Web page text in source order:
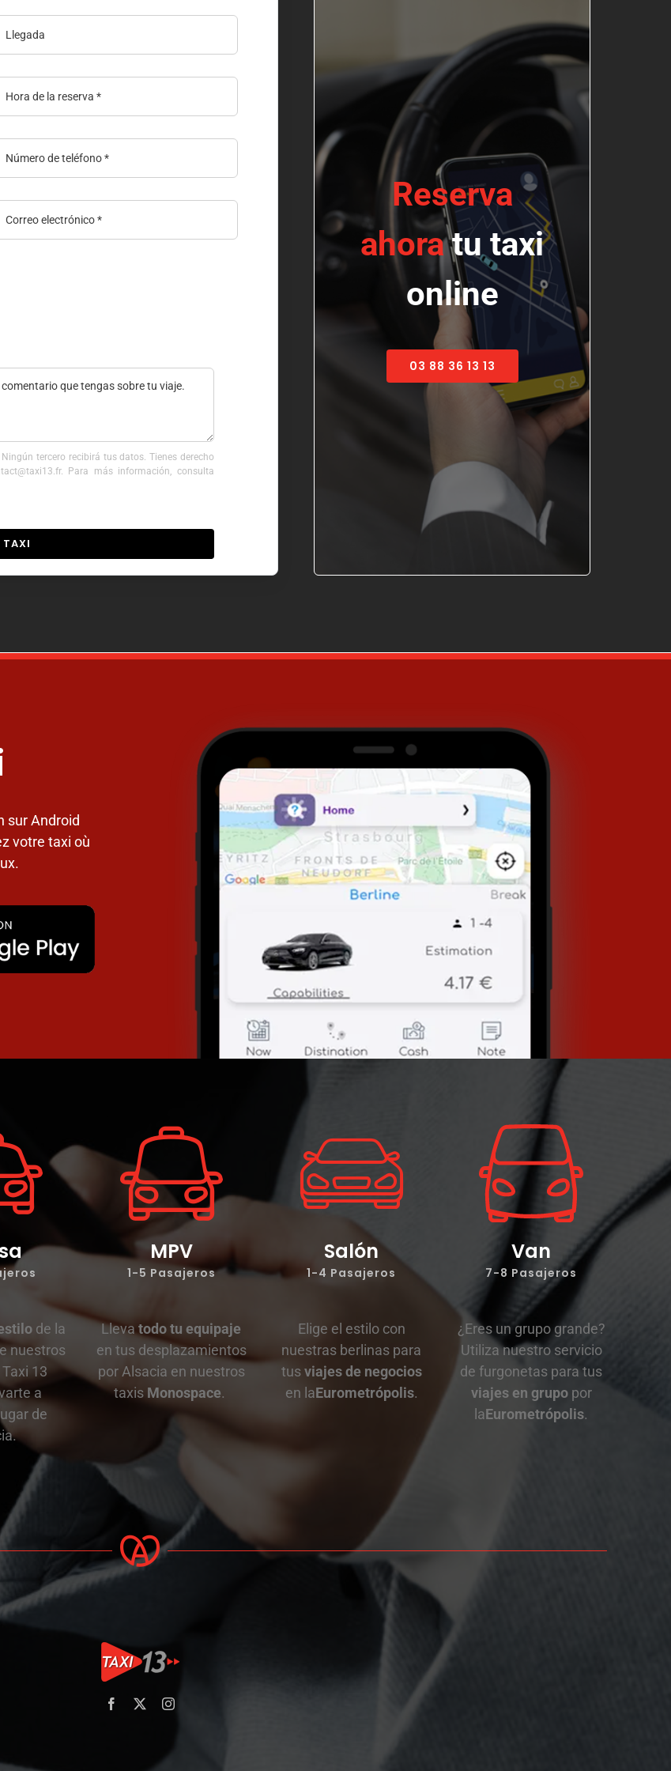
tercero recibirá tus datos. Tienes derecho
Para más información, consulta
TAXI
Reserva
ahoratu taxi
online
03 88 36 13 13
sur Android
votre taxi où
de la
nuestros
13
a
de
MPV
1-5 Pasajeros
Llevatodo tu equipaje
en tus desplazamientos
por Alsacia en nuestros
taxis Monospace.
Salón
1-4 Pasajeros
Elige el estilo con
nuestras berlinas para
tusviajes de negocios
en laEurometrópolis.
Van
7-8 Pasajeros
¿Eres un grupo grande?
Utiliza nuestro servicio
de furgonetas para tus
viajes en grupo por
laEurometrópolis.